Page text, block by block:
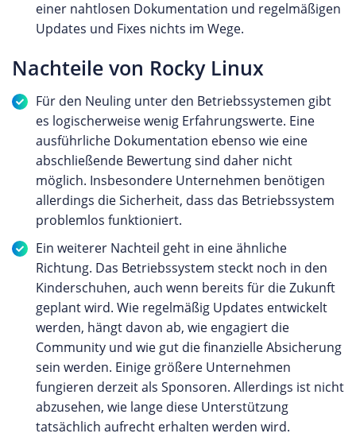
einer nahtlosen Dokumentation und regelmäßigen
Updates und Fixes nichts im Wege.
Nachteile von Rocky Linux
Für den Neuling unter den Betriebssystemen gibt
es logischerweise wenig Erfahrungswerte. Eine
ausführliche Dokumentation ebenso wie eine
abschließende Bewertung sind daher nicht
möglich. Insbesondere Unternehmen benötigen
allerdings die Sicherheit, dass das Betriebssystem
problemlos funktioniert.
Ein weiterer Nachteil geht in eine ähnliche
Richtung. Das Betriebssystem steckt noch in den
Kinderschuhen, auch wenn bereits für die Zukunft
geplant wird. Wie regelmäßig Updates entwickelt
werden, hängt davon ab, wie engagiert die
Community und wie gut die finanzielle Absicherung
sein werden. Einige größere Unternehmen
fungieren derzeit als Sponsoren. Allerdings ist nicht
abzusehen, wie lange diese Unterstützung
tatsächlich aufrecht erhalten werden wird.